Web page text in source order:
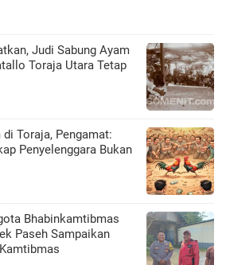
Judi Sabung Ayam
Toraja Utara Tetap
di Toraja, Pengamat:
Penyelenggara Bukan
Bhabinkamtibmas
Paseh Sampaikan